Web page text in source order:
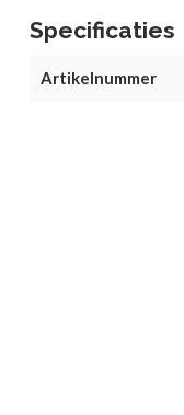
Specificaties
Artikelnummer